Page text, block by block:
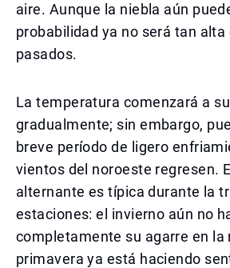
aire. Aunque la niebla aún
probabilidad ya no será tan
pasados.
La temperatura comenzará a
gradualmente; sin embargo,
breve período de ligero
vientos del noroeste regresen.
alternante es típica durante la
estaciones: el invierno aún no
completamente su agarre en la
primavera ya está haciendo